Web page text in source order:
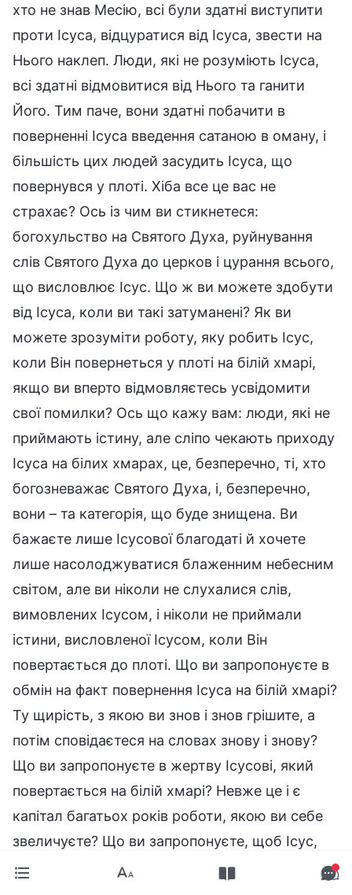
хто не знав Месію, всі були здатні виступити
проти Ісуса, відцуратися від Ісуса, звести на
Нього наклеп. Люди, які не розуміють Ісуса,
всі здатні відмовитися від Нього та ганити
Його. Тим паче, вони здатні побачити в
поверненні Ісуса введення сатаною в оману, і
більшість цих людей засудить Ісуса, що
повернувся у плоті. Хіба все це вас не
страхає? Ось із чим ви стикнетеся:
богохульство на Святого Духа, руйнування
слів Святого Духа до церков і цурання всього,
що висловлює Ісус. Що ж ви можете здобути
від Ісуса, коли ви такі затуманені? Як ви
можете зрозуміти роботу, яку робить Ісус,
коли Він повернеться у плоті на білій хмарі,
якщо ви вперто відмовляєтесь усвідомити
свої помилки? Ось що кажу вам: люди, які не
приймають істину, але сліпо чекають приходу
Ісуса на білих хмарах, це, безперечно, ті, хто
богозневажає Святого Духа, і, безперечно,
вони – та категорія, що буде знищена. Ви
бажаєте лише Ісусової благодаті й хочете
лише насолоджуватися блаженним небесним
світом, але ви ніколи не слухалися слів,
вимовлених Ісусом, і ніколи не приймали
істини, висловленої Ісусом, коли Він
повертається до плоті. Що ви запропонуєте в
обмін на факт повернення Ісуса на білій хмарі?
Ту щирість, з якою ви знов і знов грішите, а
потім сповідаєтеся на словах знову і знову?
Що ви запропонуєте в жертву Ісусові, який
повертається на білій хмарі? Невже це і є
капітал багатьох років роботи, якою ви себе
звеличуєте? Що ви запропонуєте, щоб Ісус,
повернувшись, повірив вам? Ту вашу